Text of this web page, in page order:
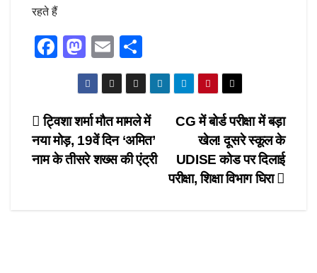
रहते हैं
F
e
b
o
M
a
st
o
d
o
E
m
ail
h
ar
e
Post
navigation
CG में बोर्ड परीक्षा में बड़ा
खेल! दूसरे स्कूल के
UDISE कोड पर दिलाई
परीक्षा, शिक्षा विभाग घिरा
ट्विशा शर्मा मौत मामले में
नया मोड़, 19वें दिन ‘अमित’
नाम के तीसरे शख्स की एंट्री